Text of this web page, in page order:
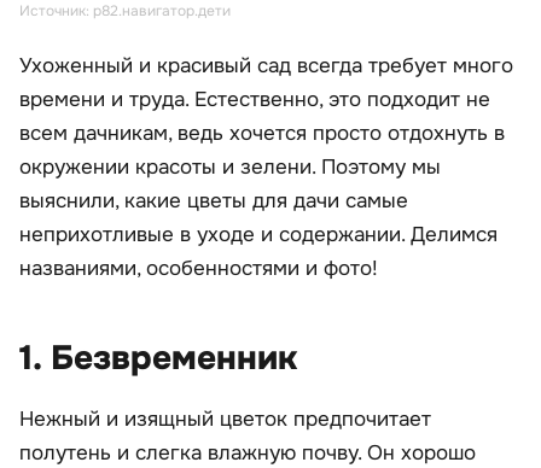
Источник: р82.навигатор.дети
Ухоженный и красивый сад всегда требует много
времени и труда. Естественно, это подходит не
всем дачникам, ведь хочется просто отдохнуть в
окружении красоты и зелени. Поэтому мы
выяснили, какие цветы для дачи самые
неприхотливые в уходе и содержании. Делимся
названиями, особенностями и фото!
1. Безвременник
Нежный и изящный цветок предпочитает
полутень и слегка влажную почву. Он хорошо